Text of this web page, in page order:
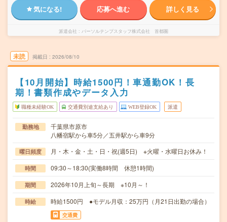
気になる! 応募へ進む 詳しく見る
派遣会社 パーソルテンプスタッフ株式会社 首都圏
未読 掲載日 2026/08/10
【10月開始】時給1500円！車通勤OK！長
期！書類作成やデータ入力
職種未経験OK 交通費別途支給あり WEB登録OK 派遣
勤務地
千葉県市原市
八幡宿駅から車5分／五井駅から車9分
曜日頻度 月・木・金・土・日・祝(週5日) ※火曜・水曜日お休み！
時間 09:30～18:30(実働8時間 休憩1時間)
期間 2026年10月上旬～長期 ※10月～！
時給 時給1500円 ●モデル月収：25万円（月21日出勤の場合）
交通費